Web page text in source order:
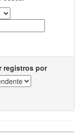
registros por